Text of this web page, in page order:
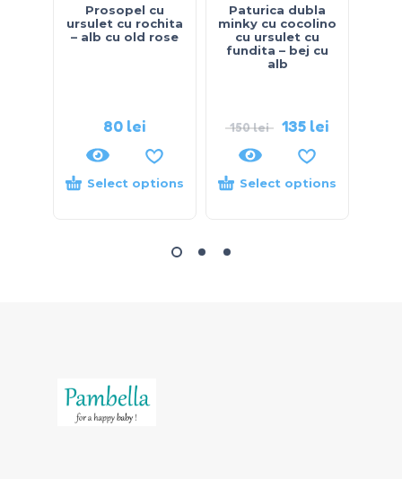
Prosopel cu
ursulet cu rochita
– alb cu old rose
80 lei
Select options
Paturica dubla
minky cu cocolino
cu ursulet cu
fundita – bej cu
alb
150lei 135 lei
Select options